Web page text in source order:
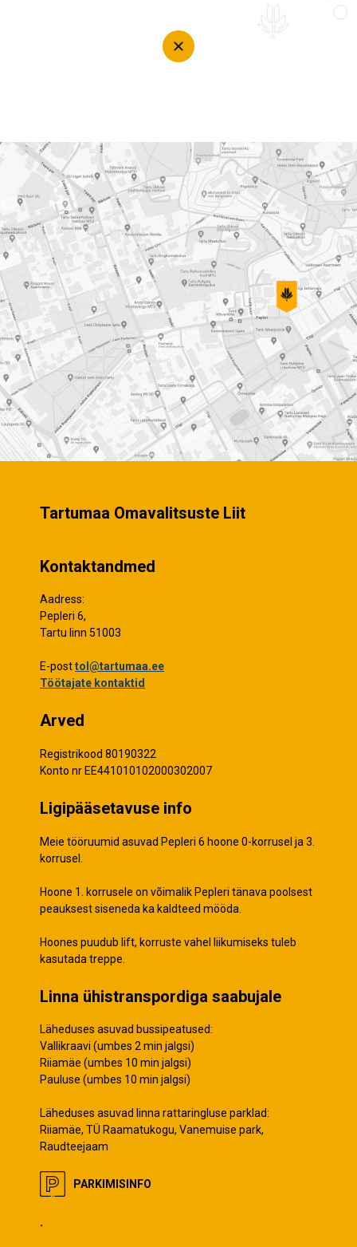
Tartumaa Omavalitsuste Liit
Kontaktandmed
Aadress:
Pepleri 6,
Tartu linn 51003
E-posttol@tartumaa.ee
Töötajate kontaktid
Arved
Registrikood 80190322
Konto nr EE441010102000302007
Ligipääsetavuse info
Meie tööruumid asuvad Pepleri 6 hoone 0-korrusel ja 3.
korrusel.
Hoone 1. korrusele on võimalik Pepleri tänava poolsest
peauksest siseneda ka kaldteed mööda.
Hoones puudub lift, korruste vahel liikumiseks tuleb
kasutada treppe.
Linna ühistranspordiga saabujale
Läheduses asuvad bussipeatused:
Vallikraavi (umbes 2 min jalgsi)
Riiamäe (umbes 10 min jalgsi)
Pauluse (umbes 10 min jalgsi)
Läheduses asuvad linna rattaringluse parklad:
Riiamäe, TÜ Raamatukogu, Vanemuise park,
Raudteejaam
PARKIMISINFO
.